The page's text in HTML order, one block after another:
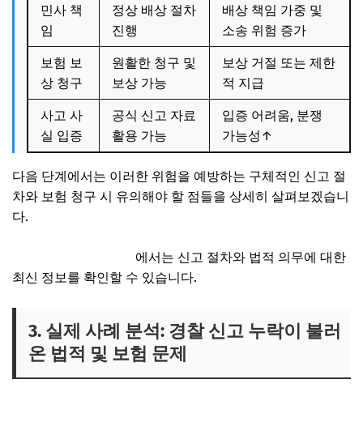
민사 책
임
정상 배상 절차
진행
배상 책임 가중 및
소송 위험 증가
보험 보
상 청구
원활한 청구 및
보상 가능
보상 거절 또는 제한
적 지급
사고 사
실 입증
공식 신고 자료
활용 가능
입증 어려움, 분쟁
가능성↑
다음 단계에서는 이러한 위험을 예방하는 구체적인 신고 절
차와 보험 청구 시 유의해야 할 점들을 상세히 살펴보겠습니
다.
에서는 신고 절차와 법적 의무에 대한
최신 정보를 확인할 수 있습니다.
3. 실제 사례 분석: 경찰 신고 누락이 불러
온 법적 및 보험 문제